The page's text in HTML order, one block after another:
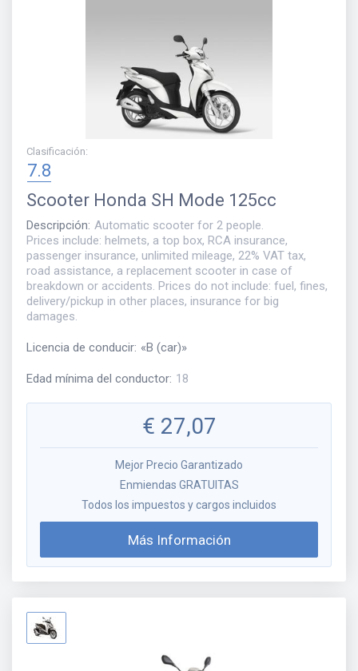
Clasificación:
7.8
Scooter Honda SH Mode 125cc
Descripción: Automatic scooter for 2 people.
Prices include: helmets, a top box, RCA insurance,
passenger insurance, unlimited mileage, 22% VAT tax,
road assistance, a replacement scooter in case of
breakdown or accidents. Prices do not include: fuel, fines,
delivery/pickup in other places, insurance for big
damages.
Licencia de conducir: «B (car)»
Edad mínima del conductor: 18
€ 27,07
Mejor Precio Garantizado
Enmiendas GRATUITAS
Todos los impuestos y cargos incluidos
Más Información